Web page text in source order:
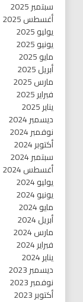
سبتمبر 2025
أغسطس 2025
يوليو 2025
يونيو 2025
مايو 2025
أبريل 2025
مارس 2025
فبراير 2025
يناير 2025
ديسمبر 2024
نوفمبر 2024
أكتوبر 2024
سبتمبر 2024
أغسطس 2024
يوليو 2024
يونيو 2024
مايو 2024
أبريل 2024
مارس 2024
فبراير 2024
يناير 2024
ديسمبر 2023
نوفمبر 2023
أكتوبر 2023